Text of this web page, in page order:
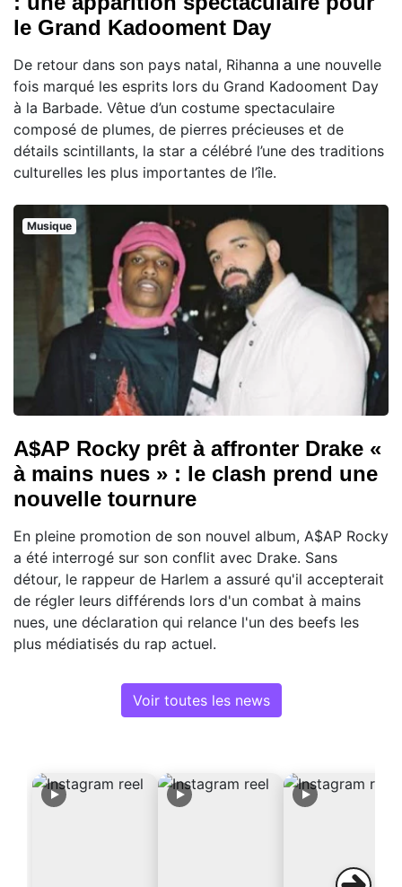
le Grand Kadooment Day
De retour dans son pays natal, Rihanna a une nouvelle
fois marqué les esprits lors du Grand Kadooment Day
à la Barbade. Vêtue d’un costume spectaculaire
composé de plumes, de pierres précieuses et de
détails scintillants, la star a célébré l’une des traditions
culturelles les plus importantes de l’île.
Musique
A$AP Rocky prêt à affronter Drake «
à mains nues » : le clash prend une
nouvelle tournure
En pleine promotion de son nouvel album, A$AP Rocky
a été interrogé sur son conflit avec Drake. Sans
détour, le rappeur de Harlem a assuré qu'il accepterait
de régler leurs différends lors d'un combat à mains
nues, une déclaration qui relance l'un des beefs les
plus médiatisés du rap actuel.
Voir toutes les news